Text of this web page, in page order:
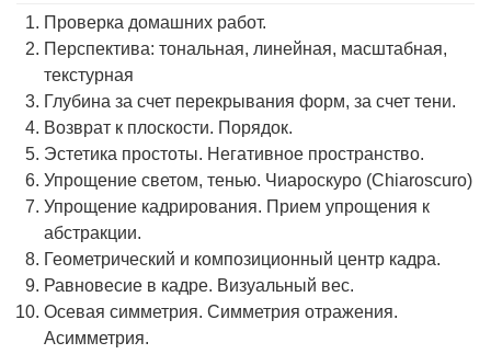
Проверка домашних работ.
Перспектива: тональная, линейная, масштабная,
текстурная
Глубина за счет перекрывания форм, за счет тени.
Возврат к плоскости. Порядок.
Эстетика простоты. Негативное пространство.
Упрощение светом, тенью. Чиароскуро (Chiaroscuro)
Упрощение кадрирования. Прием упрощения к
абстракции.
Геометрический и композиционный центр кадра.
Равновесие в кадре. Визуальный вес.
Осевая симметрия. Симметрия отражения.
Асимметрия.